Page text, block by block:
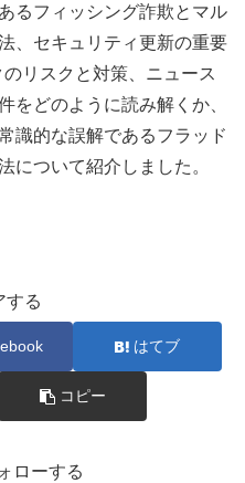
るフィッシング詐欺とマル
、セキュリティ更新の重要
リスクと対策、ニュース
をどのように読み解くか、
識的な誤解であるフラッド
について紹介しました。
する
はてブ
コピー
ローする